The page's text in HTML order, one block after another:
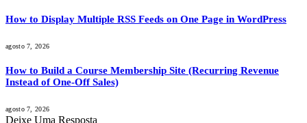
How to Display Multiple RSS Feeds on One Page in WordPress
agosto 7, 2026
How to Build a Course Membership Site (Recurring Revenue
Instead of One-Off Sales)
agosto 7, 2026
Deixe Uma Resposta